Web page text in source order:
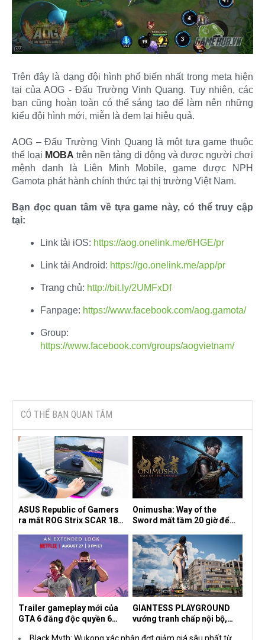
Trên đây là dạng đội hình phổ biến nhất trong meta hiện
tại của AOG - Đấu Trường Vinh Quang. Tuy nhiên, các
bạn cũng hoàn toàn có thể sáng tạo để làm nên những
kiểu đội hình mới, miễn là đem lại hiệu quả.
AOG – Đấu Trường Vinh Quang là một tựa game thuộc
thể loại MOBA trên nền tảng di động và được người chơi
mệnh danh là Liên Minh Mobile, game được NPH
Gamota phát hành chính thức tại thị trường Việt Nam.
Bạn đọc quan tâm về tựa game này, có thể truy cập
tại:
Link tải iOS: https://aog.onelink.me/6HGE/pr
Link tải Android: https://go.onelink.me/app/pr
Trang chủ: http://bit.ly/2UMFxDf
Fanpage: https://www.facebook.com/aog.gamota/
Group:
https://www.facebook.com/groups/aogvietnam/
CÓ THỂ BẠN QUAN TÂM
ASUS Republic of Gamers
ra mắt ROG Strix SCAR 18
Onimusha: Way of the
Sword mất tầm 20 giờ để
dành cho newbie và lão làng
Trailer gameplay mới của
GTA 6 đăng độc quyền 6
GIANTESS PLAYGROUND
vướng tranh chấp nội bộ,
Black Myth: Wukong xác nhận đợt giảm giá sâu nhất từ